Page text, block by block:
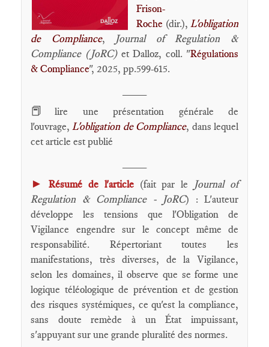
Frison-
Roche (dir.), L'obligation
de Compliance, Journal of Regulation &
Compliance (JoRC)et Dalloz, coll. "Régulations
& Compliance", 2025, pp.599-615.
📕lire une présentation générale de
l'ouvrage,L'obligation de Compliance, dans lequel
cet article est publié
► Résumé de l'article(fait par le Journal of
Regulation & Compliance - JoRC) : L'auteur
développe les tensions que l'Obligation de
Vigilance engendre sur le concept même de
responsabilité. Répertoriant toutes les
manifestations, très diverses, de la Vigilance,
selon les domaines, il observe que se forme une
logique téléologique de prévention et de gestion
des risques systémiques, ce qu'est la compliance,
sans doute remède à un État impuissant,
s'appuyant sur une grande pluralité des normes.